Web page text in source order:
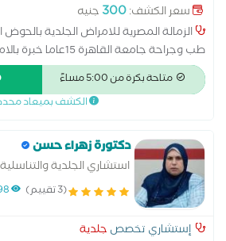
سعر الكشف:300 جنيه
الزمالة المصرية للامراض الجلدية
طب وجراحة جامعة
يد اساتذة طب الجلدية بالقصر العينى
تخرجت من كلية طب جامعة القاهرة
متاحة بكرة من 5:00 مساءً
الكشف بميعاد
دكتورة زهراء حسن
استشاري الجلدية
(3 تقييم)
إستشاري تخصص جلدية